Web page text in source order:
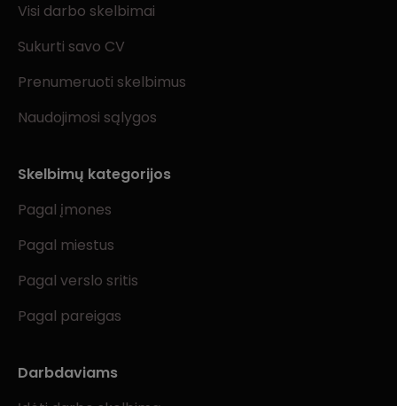
Visi darbo skelbimai
Sukurti savo CV
Prenumeruoti skelbimus
Naudojimosi sąlygos
Skelbimų kategorijos
Pagal įmones
Pagal miestus
Pagal verslo sritis
Pagal pareigas
Darbdaviams